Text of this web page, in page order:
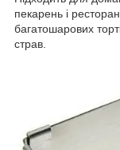
пекарень і
багатошарових
страв.